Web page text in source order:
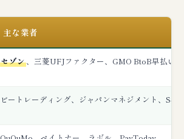
主な業者
セゾン、三菱UFJファクター、GMO BtoB早払い
ビートレーディング、ジャパンマネジメント、S-